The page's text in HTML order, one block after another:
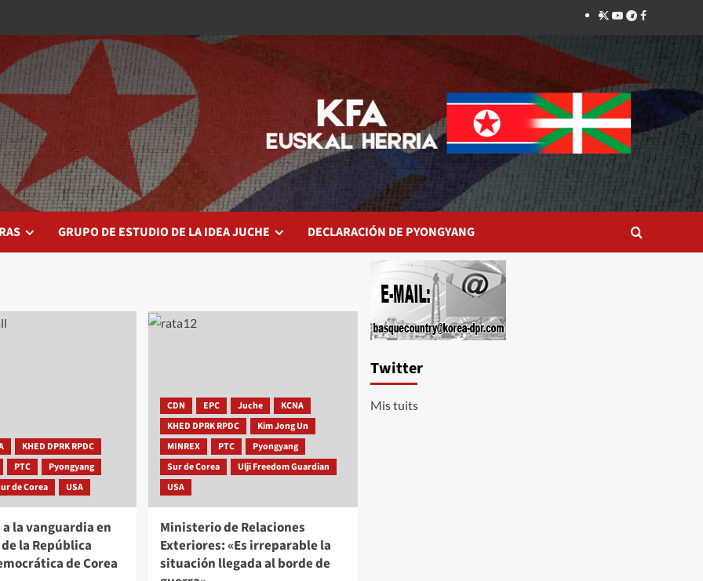
Twitter
YouTube
Telegram
Facebook
GRUPO DE ESTUDIO DE LA IDEA JUCHE DECLARACIÓN DE PYONGYANG
KHED DPRK RPDC
PTC
Pyongyang
de Corea USA
a la vanguardia en
la República
de Corea
CDN EPC Juche
KCNA
KHED DPRK RPDC
Kim Jong Un
MINREX
PTC
Pyongyang
Sur de Corea
Ulji Freedom Guardian
USA
Ministerio de Relaciones
Exteriores: «Es irreparable la
situación llegada al borde de
Twitter
Mis tuits